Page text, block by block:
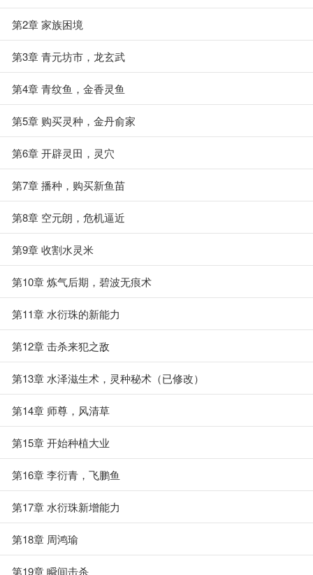
第2章 家族困境
第3章 青元坊市，龙玄武
第4章 青纹鱼，金香灵鱼
第5章 购买灵种，金丹俞家
第6章 开辟灵田，灵穴
第7章 播种，购买新鱼苗
第8章 空元朗，危机逼近
第9章 收割水灵米
第10章 炼气后期，碧波无痕术
第11章 水衍珠的新能力
第12章 击杀来犯之敌
第13章 水泽滋生术，灵种秘术（已修改）
第14章 师尊，风清草
第15章 开始种植大业
第16章 李衍青，飞鹏鱼
第17章 水衍珠新增能力
第18章 周鸿瑜
第19章 瞬间击杀